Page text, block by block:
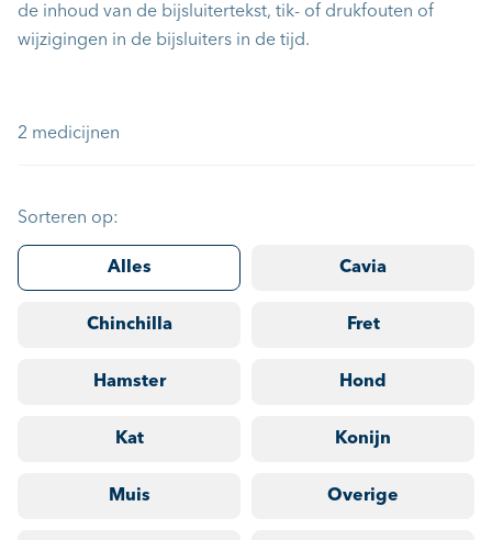
de inhoud van de bijsluitertekst, tik- of drukfouten of
wijzigingen in de bijsluiters in de tijd.
2 medicijnen
Sorteren op:
Alles Cavia
Chinchilla Fret
Hamster Hond
Kat Konijn
Muis Overige